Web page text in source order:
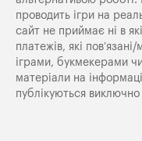
проводить ігри на
сайт не приймає ні в
платежів, які
іграми, букмекерами
матеріали на
публікуються виключно